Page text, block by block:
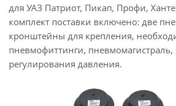
для УАЗ Патриот, Пикап, Профи,
комплект поставки включено: две
кронштейны для крепления,
пневмофиттинги,
регулирования давления.